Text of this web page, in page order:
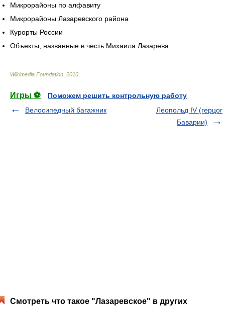
Микрорайоны по алфавиту
Микрорайоны Лазаревского района
Курорты России
Объекты, названные в честь Михаила Лазарева
Wikimedia Foundation 2010
Игры ⚽
Поможем решить контрольную работу
Велосипедный багажник
Леопольд IV (герцог
Баварии)
Смотреть что такое "Лазаревское" в других